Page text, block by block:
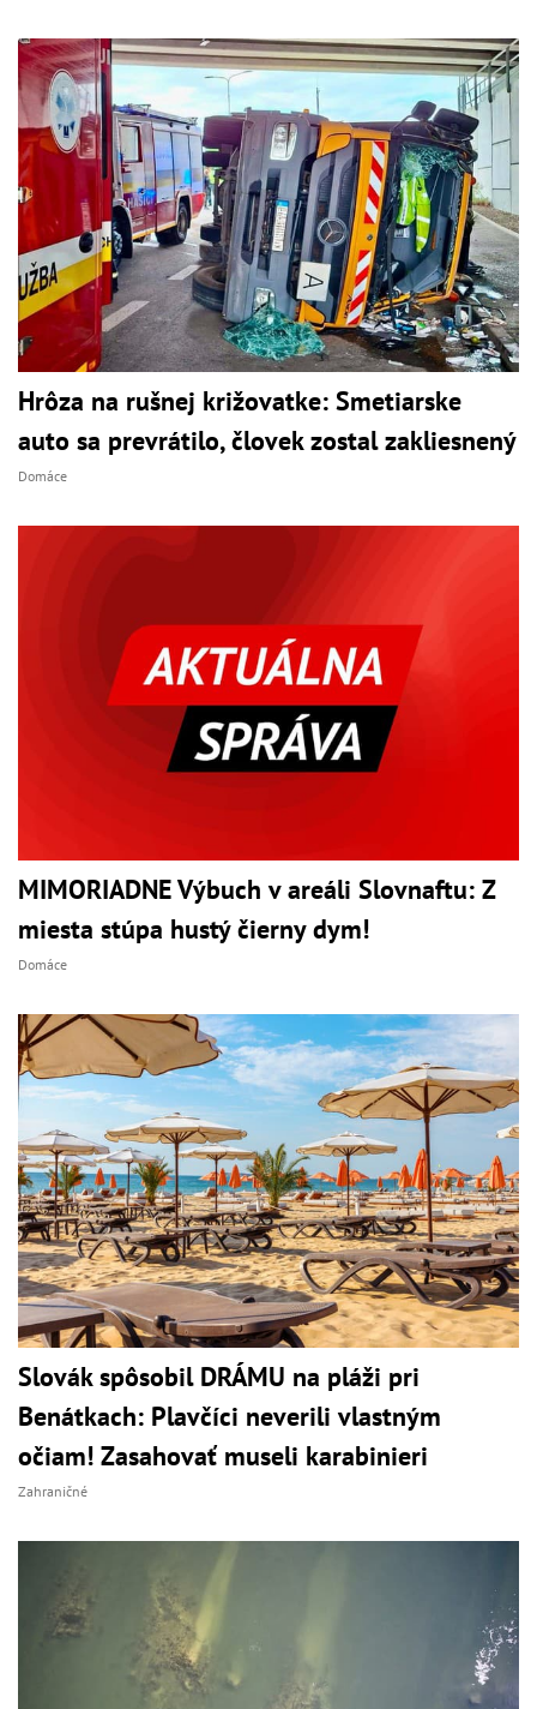
Hrôza na rušnej križovatke: Smetiarske
auto sa prevrátilo, človek zostal zakliesnený
Domáce
MIMORIADNE Výbuch v areáli Slovnaftu: Z
miesta stúpa hustý čierny dym!
Domáce
Slovák spôsobil DRÁMU na pláži pri
Benátkach: Plavčíci neverili vlastným
očiam! Zasahovať museli karabinieri
Zahraničné